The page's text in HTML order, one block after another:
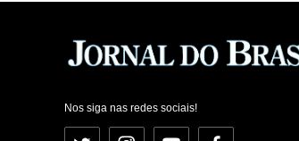
Nos siga nas redes sociais!